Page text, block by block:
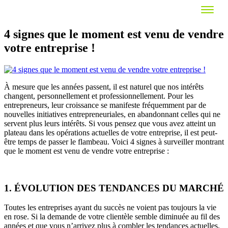
4 signes que le moment est venu de vendre
votre entreprise !
À mesure que les années passent, il est naturel que nos intérêts
changent, personnellement et professionnellement. Pour les
entrepreneurs, leur croissance se manifeste fréquemment par de
nouvelles initiatives entrepreneuriales, en abandonnant celles qui ne
servent plus leurs intérêts. Si vous pensez que vous avez atteint un
plateau dans les opérations actuelles de votre entreprise, il est peut-
être temps de passer le flambeau. Voici 4 signes à surveiller montrant
que le moment est venu de vendre votre entreprise :
1. ÉVOLUTION DES TENDANCES DU MARCHÉ
Toutes les entreprises ayant du succès ne voient pas toujours la vie
en rose. Si la demande de votre clientèle semble diminuée au fil des
années et que vous n’arrivez plus à combler les tendances actuelles,